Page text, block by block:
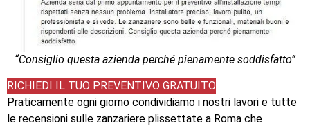
“Consiglio questa azienda perché pienamente soddisfatto”
RICHIEDI IL TUO PREVENTIVO GRATUITO
Praticamente ogni giorno condividiamo i nostri lavori e tutte
le recensioni sulle zanzariere plissettate a Roma che